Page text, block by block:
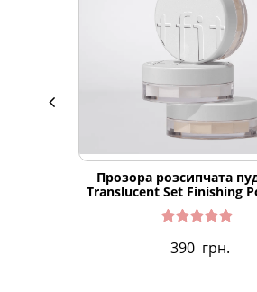
Прозора розсипчата
Translucent Set Finishing
в5.00з 5
390 грн.